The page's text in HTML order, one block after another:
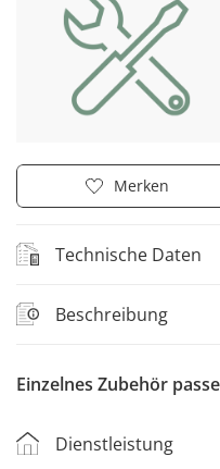
Merken
Technische Daten
Beschreibung
Einzelnes Zubehör
Dienstleistung